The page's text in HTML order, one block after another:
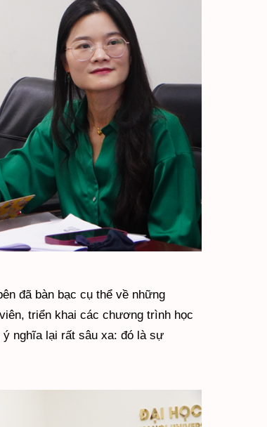
đã bàn bạc cụ thể về những
triển khai các chương trình học
nghĩa lại rất sâu xa: đó là sự